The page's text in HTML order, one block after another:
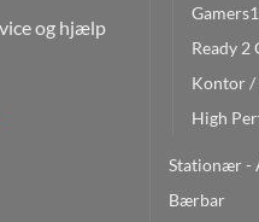
og hjælp
Ready 2
Kontor /
High
Stationær -
Bærbar